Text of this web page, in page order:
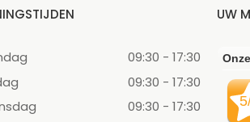
09:30 - 17:30
09:30 - 17:30
09:30 - 17:30
UW